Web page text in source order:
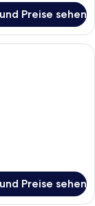
Preise sehen
mit zwei Betten,
Preise sehen